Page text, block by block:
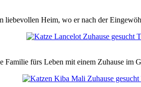
Heim, wo er nach der
Familie fürs Leben mit einem Zuhause im